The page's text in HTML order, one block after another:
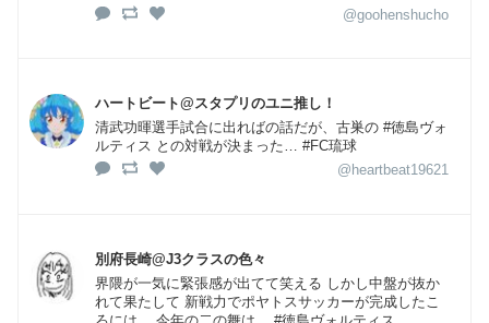
@goohenshucho
ハートビート@スタプリのユニ推し！
清武功暉選手試合に出ればの話だが、古巣の #徳島ヴォ
ルティス との対戦が決まった… #FC琉球
@heartbeat19621
別府長崎@J3クラスの色々
界隈が一気に緊張感が出てて笑える しかし中盤が抜か
れて果たして 新戦力でポヤトスサッカーが完成したこ